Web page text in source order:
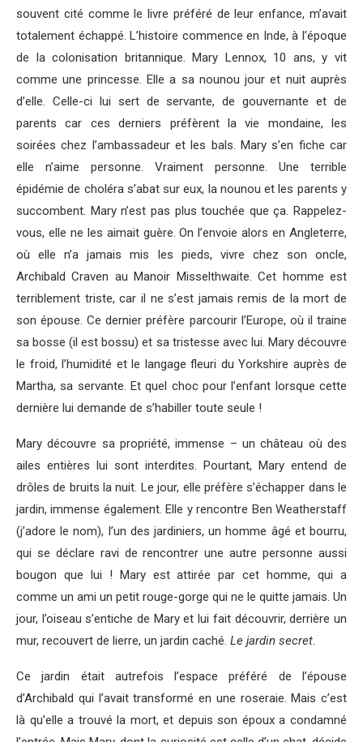
souvent cité comme le livre préféré de leur enfance, m’avait
totalement échappé. L’histoire commence en Inde, à l’époque
de la colonisation britannique. Mary Lennox, 10 ans, y vit
comme une princesse. Elle a sa nounou jour et nuit auprès
d’elle. Celle-ci lui sert de servante, de gouvernante et de
parents car ces derniers préfèrent la vie mondaine, les
soirées chez l’ambassadeur et les bals. Mary s’en fiche car
elle n’aime personne. Vraiment personne. Une terrible
épidémie de choléra s’abat sur eux, la nounou et les parents y
succombent. Mary n’est pas plus touchée que ça. Rappelez-
vous, elle ne les aimait guère. On l’envoie alors en Angleterre,
où elle n’a jamais mis les pieds, vivre chez son oncle,
Archibald Craven au Manoir Misselthwaite. Cet homme est
terriblement triste, car il ne s’est jamais remis de la mort de
son épouse. Ce dernier préfère parcourir l’Europe, où il traine
sa bosse (il est bossu) et sa tristesse avec lui. Mary découvre
le froid, l’humidité et le langage fleuri du Yorkshire auprès de
Martha, sa servante. Et quel choc pour l’enfant lorsque cette
dernière lui demande de s’habiller toute seule !
Mary découvre sa propriété, immense – un château où des
ailes entières lui sont interdites. Pourtant, Mary entend de
drôles de bruits la nuit. Le jour, elle préfère s’échapper dans le
jardin, immense également. Elle y rencontre Ben Weatherstaff
(j’adore le nom), l’un des jardiniers, un homme âgé et bourru,
qui se déclare ravi de rencontrer une autre personne aussi
bougon que lui ! Mary est attirée par cet homme, qui a
comme un ami un petit rouge-gorge qui ne le quitte jamais. Un
jour, l’oiseau s’entiche de Mary et lui fait découvrir, derrière un
mur, recouvert de lierre, un jardin caché. Le jardin secret.
Ce jardin était autrefois l’espace préféré de l’épouse
d’Archibald qui l’avait transformé en une roseraie. Mais c’est
là qu’elle a trouvé la mort, et depuis son époux a condamné